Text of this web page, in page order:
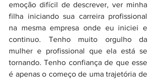
emoção difícil de descrever, ver minha
filha iniciando sua carreira profissional
na mesma empresa onde eu iniciei e
continuo. Tenho muito orgulho da
mulher e profissional que ela está se
tornando. Tenho confiança de que esse
é apenas o começo de uma trajetória de